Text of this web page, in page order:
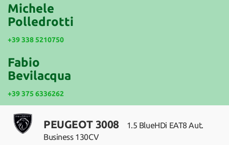
NEWS
Michele
Polledrotti
+39 338 5210750
Fabio
Bevilacqua
+39 375 6336262
PEUGEOT 3008
1.5 BlueHDi EAT8 Aut.
Business 130CV
tracciamento
che
adottiamo
offrire
funzionalità
e
le
attività
di
seguito
descritte.